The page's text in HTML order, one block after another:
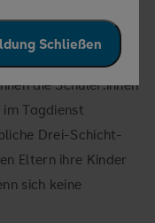
Schließen
die Vereinbarkeit
wofür wir eine
die Schüler:innen
Tagdienst
Drei-Schicht-
Eltern ihre Kinder
sich keine